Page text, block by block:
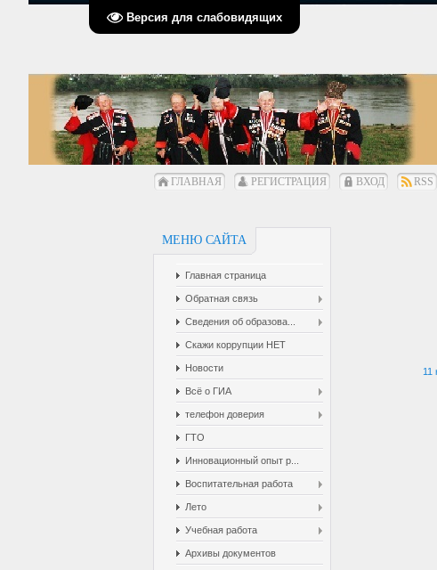
Версия для слабовидящих
ГЛАВНАЯ РЕГИСТРАЦИЯ ВХОД RSS
МЕНЮ САЙТА
Главная страница
Обратная связь
Сведения об образова...
Скажи коррупции НЕТ
Новости
Всё о ГИА
телефон доверия
ГТО
Инновационный опыт р...
Воспитательная работа
Лето
Учебная работа
Архивы документов
11